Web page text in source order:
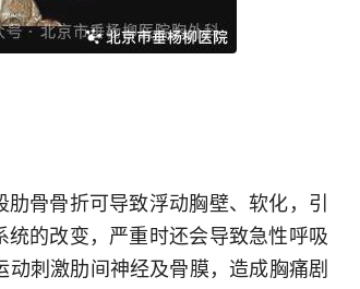
骨骨折可导致浮动胸壁、软化，引
的改变，严重时还会导致急性呼吸
刺激肋间神经及骨膜，造成胸痛剧